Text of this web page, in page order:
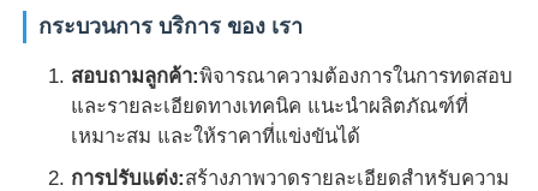
กระบวนการ บริการ ของ เรา
สอบถามลูกค้า:พิจารณาความต้องการในการทดสอบ
และรายละเอียดทางเทคนิค แนะนําผลิตภัณฑ์ที่
เหมาะสม และให้ราคาที่แข่งขันได้
การปรับแต่ง:สร้างภาพวาดรายละเอียดสําหรับความ